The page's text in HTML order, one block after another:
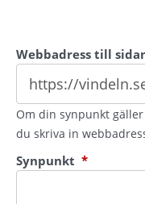
Webbadress till
Om din synpunkt
du skriva in
Synpunkt *